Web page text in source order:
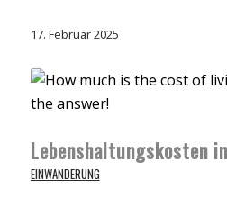
17. Februar 2025
Lebenshaltungskosten
EINWANDERUNG